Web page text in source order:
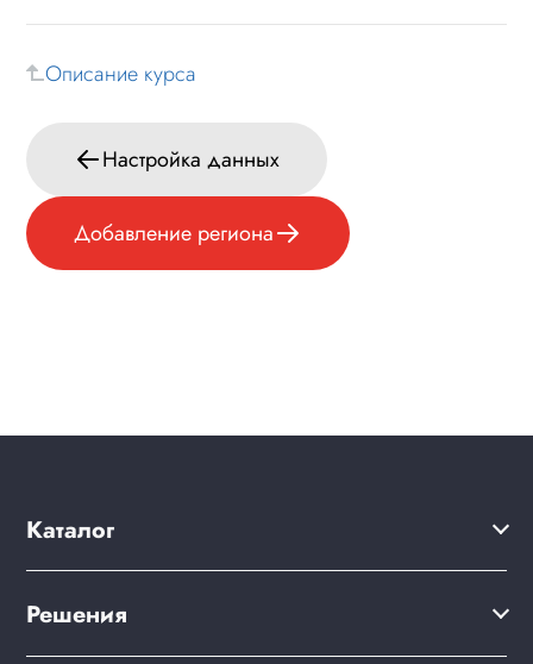
Описание курса
Настройка данных
Добавление региона
Каталог
Акции
Решения